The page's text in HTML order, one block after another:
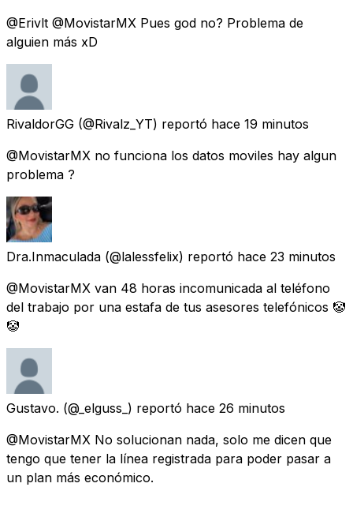
@Erivlt @MovistarMX Pues god no? Problema de
alguien más xD
RivaldorGG (@Rivalz_YT) reportó hace 19 minutos
@MovistarMX no funciona los datos moviles hay algun
problema ?
Dra.Inmaculada (@lalessfelix) reportó hace 23 minutos
@MovistarMX van 48 horas incomunicada al teléfono
del trabajo por una estafa de tus asesores telefónicos 🤡
🤡
Gustavo. (@_elguss_) reportó hace 26 minutos
@MovistarMX No solucionan nada, solo me dicen que
tengo que tener la línea registrada para poder pasar a
un plan más económico.